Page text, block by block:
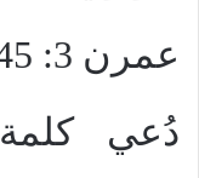
عمرن 3: 45 إن المسيح
دُعي